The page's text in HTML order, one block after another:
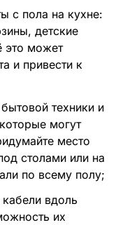
с пола на кухне:
детские
это может
и привести к
техники и
могут
место
столами или на
по всему полу;
вдоль
их